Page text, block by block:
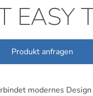
EASY
Produkt anfragen
modernes